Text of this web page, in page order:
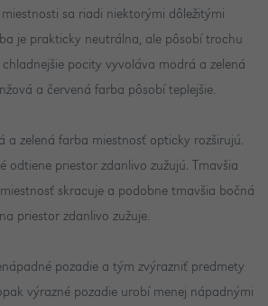
miestnosti sa riadi niektorými dôležitými
je prakticky neutrálna, ale pôsobí trochu
chladnejšie pocity vyvoláva modrá a zelená
a červená farba pôsobí teplejšie.
a zelená farba miestnosť opticky rozširujú.
odtiene priestor zdanlivo zužujú. Tmavšia
skracuje a podobne tmavšia bočná
priestor zdanlivo zužuje.
pozadie a tým zvýrazniť predmety
výrazné pozadie urobí menej nápadnými